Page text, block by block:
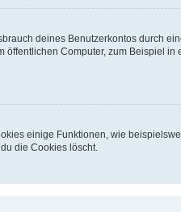
deines Benutzerkontos durch
öffentlichen Computer, zum Beispiel in
einige Funktionen, wie
die Cookies löscht.